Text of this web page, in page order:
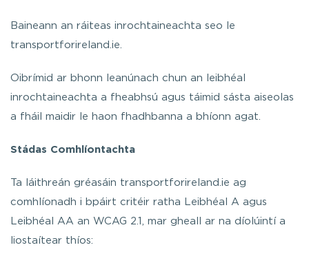
Baineann an ráiteas inrochtaineachta seo le
transportforireland.ie.
Oibrímid ar bhonn leanúnach chun an leibhéal
inrochtaineachta a fheabhsú agus táimid sásta aiseolas
a fháil maidir le haon fhadhbanna a bhíonn agat.
Stádas Comhlíontachta
Ta láithreán gréasáin transportforireland.ie ag
comhlíonadh i bpáirt critéir ratha Leibhéal A agus
Leibhéal AA an WCAG 2.1, mar gheall ar na díolúintí a
liostaítear thíos: